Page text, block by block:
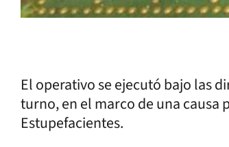
El operativo se ejecutó bajo las
turno, en el marco de una causa
Estupefacientes.